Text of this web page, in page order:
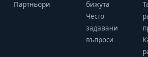
Партньори
бижута
Често
задавани
въпроси